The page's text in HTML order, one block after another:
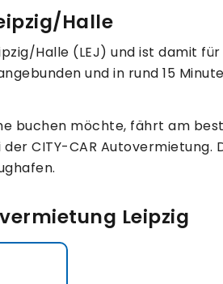
Halle
Halle (LEJ) und ist damit
und in rund 15
buchen möchte, fährt am
CITY-CAR
Leipzig